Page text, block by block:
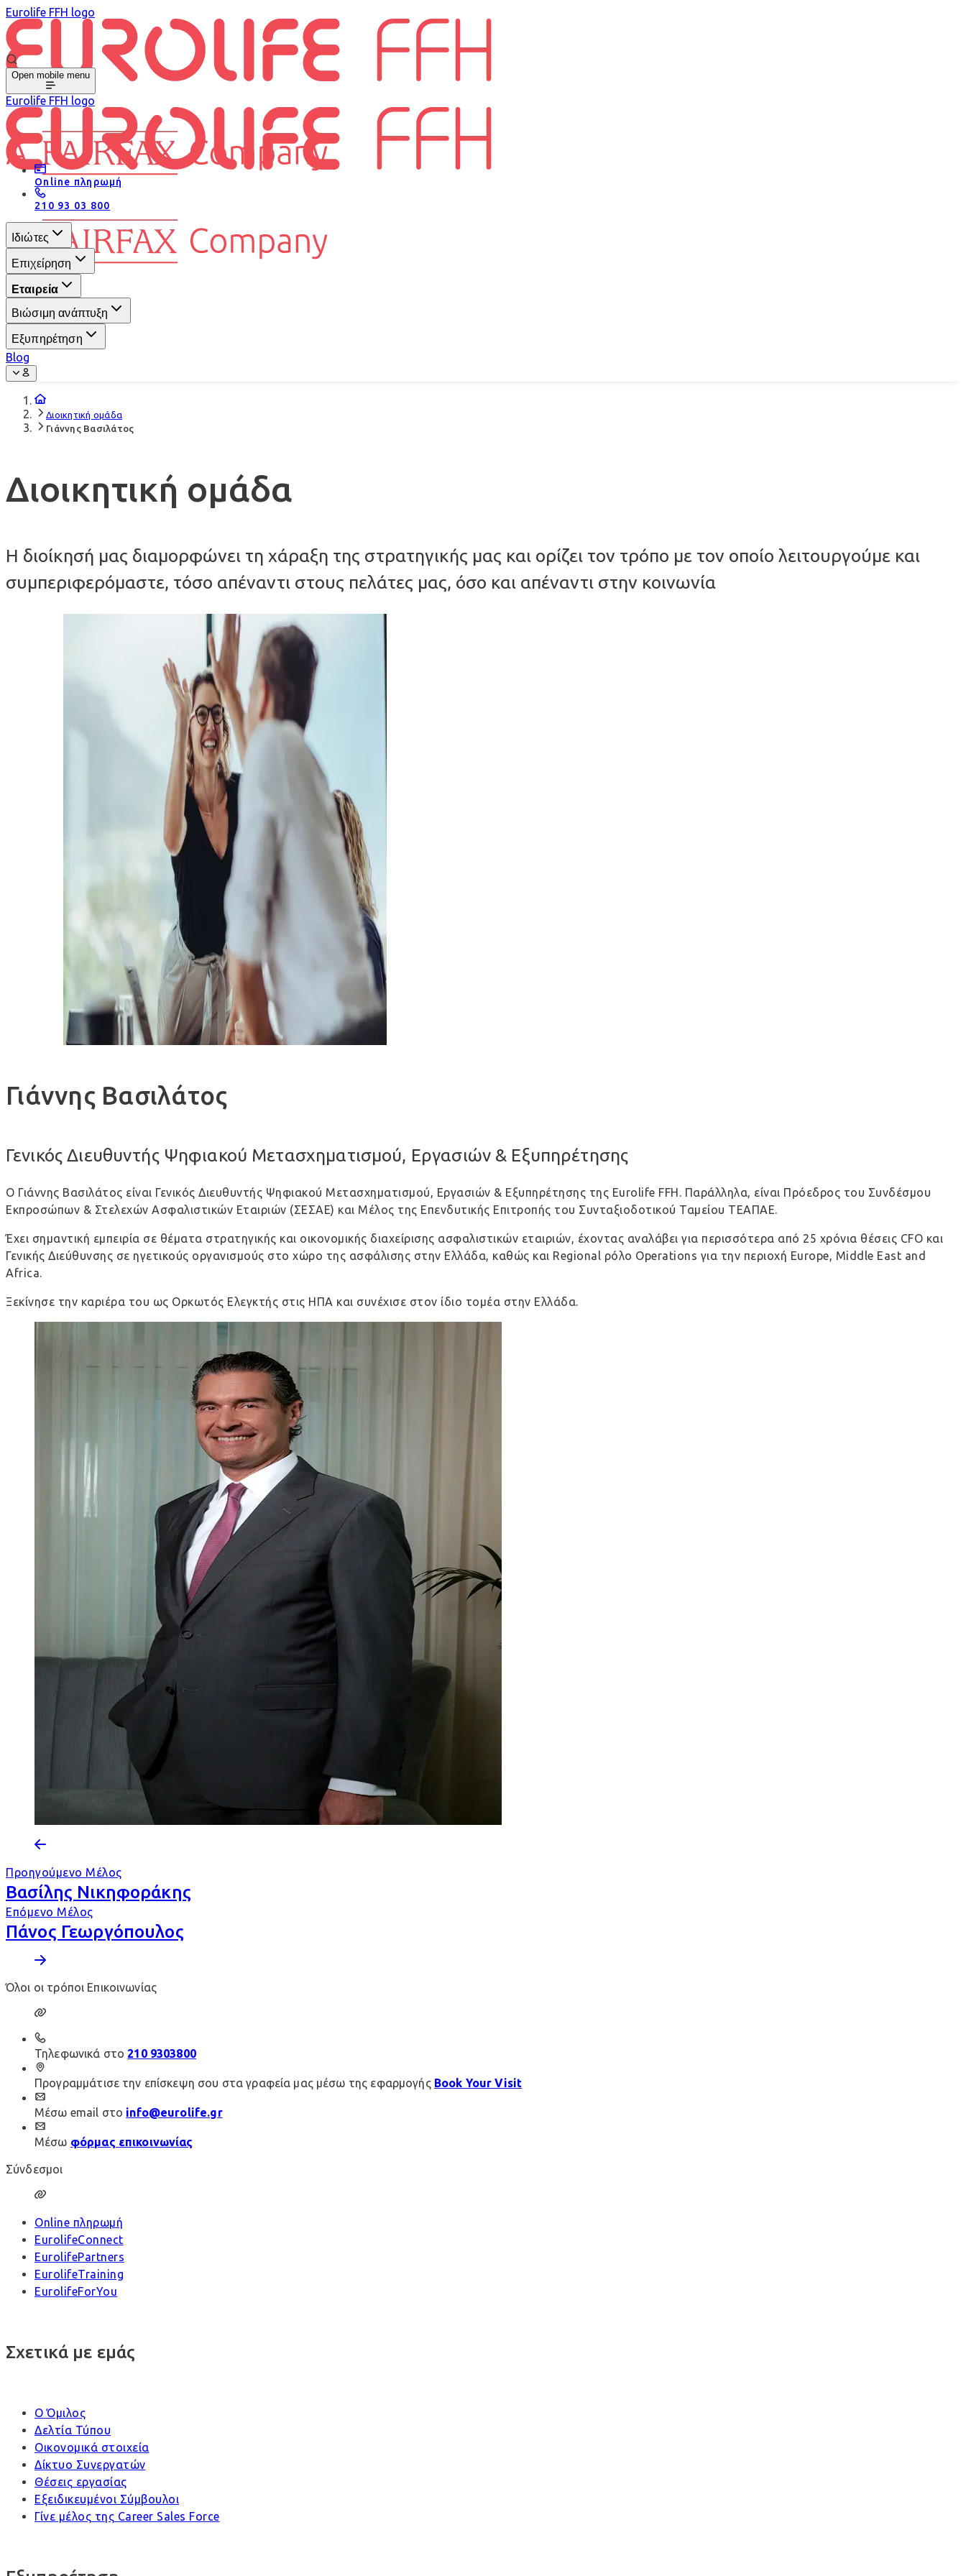
Eurolife FFH logo
Open mobile menu
Eurolife FFH logo
Online πληρωμή
210 93 03 800
Ιδιώτες
Επιχείρηση
Εταιρεία
Βιώσιμη ανάπτυξη
Εξυπηρέτηση
Blog
Διοικητική oμάδα
Γιάννης Βασιλάτος
Διοικητική ομάδα
Η διοίκησή μας διαμορφώνει τη χάραξη της στρατηγικής μας και ορίζει τον τρόπο με τον οποίο λειτουργούμε και
συμπεριφερόμαστε, τόσο απέναντι στους πελάτες μας, όσο και απέναντι στην κοινωνία
Γιάννης Βασιλάτος
Γενικός Διευθυντής Ψηφιακού Μετασχηματισμού, Εργασιών & Εξυπηρέτησης
Ο Γιάννης Βασιλάτος είναι Γενικός Διευθυντής Ψηφιακού Μετασχηματισμού, Εργασιών & Εξυπηρέτησης της Eurolife FFH. Παράλληλα, είναι Πρόεδρος του Συνδέσμου
Εκπροσώπων & Στελεχών Ασφαλιστικών Εταιριών (ΣΕΣΑΕ) και Μέλος της Επενδυτικής Επιτροπής του Συνταξιοδοτικού Ταμείου ΤΕΑΠΑΕ.
Έχει σημαντική εμπειρία σε θέματα στρατηγικής και οικονομικής διαχείρισης ασφαλιστικών εταιριών, έχοντας αναλάβει για περισσότερα από 25 χρόνια θέσεις CFO και
Γενικής Διεύθυνσης σε ηγετικούς οργανισμούς στο χώρο της ασφάλισης στην Ελλάδα, καθώς και Regional ρόλο Operations για την περιοχή Europe, Middle East and
Africa.
Ξεκίνησε την καριέρα του ως Ορκωτός Ελεγκτής στις ΗΠΑ και συνέχισε στον ίδιο τομέα στην Ελλάδα.
Προηγούμενο Μέλος
Βασίλης Νικηφοράκης
Επόμενο Μέλος
Πάνος Γεωργόπουλος
Όλοι οι τρόποι Επικοινωνίας
Τηλεφωνικά στο 210 9303800
Προγραμμάτισε την επίσκεψη σου στα γραφεία μας μέσω της εφαρμογής Book Your Visit
Μέσω email στο info@eurolife.gr
Μέσω φόρμας επικοινωνίας
Σύνδεσμοι
Online πληρωμή
EurolifeConnect
EurolifePartners
EurolifeTraining
EurolifeForYou
Σχετικά με εμάς
Ο Όμιλος
Δελτία Τύπου
Οικονομικά στοιχεία
Δίκτυο Συνεργατών
Θέσεις εργασίας
Εξειδικευμένοι Σύμβουλοι
Γίνε μέλος της Career Sales Force